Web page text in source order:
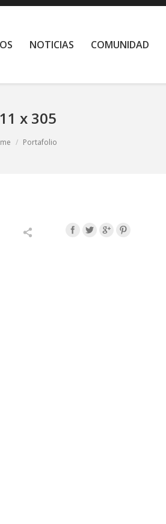
NOTICIAS COMUNIDAD
x 305
Portafolio